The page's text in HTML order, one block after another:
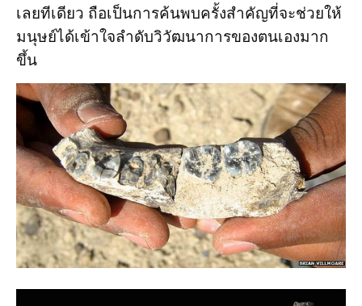
เลยทีเดียว ถือเป็นการค้นพบครั้งสำคัญที่จะช่วยให้
มนุษย์ได้เข้าใจลำดับวิวัฒนาการของตนเองมาก
ขึ้น